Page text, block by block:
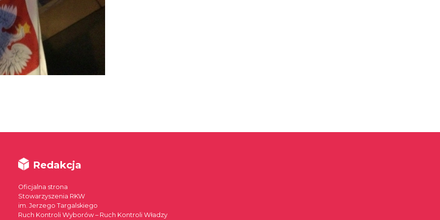
Redakcja
Oficjalna strona
Stowarzyszenia RKW
im. Jerzego Targalskiego
Ruch Kontroli Wyborów – Ruch Kontroli Władzy